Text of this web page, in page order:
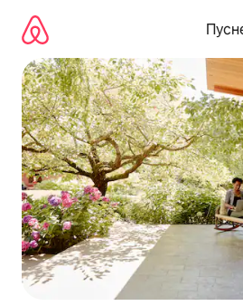
съдържанието